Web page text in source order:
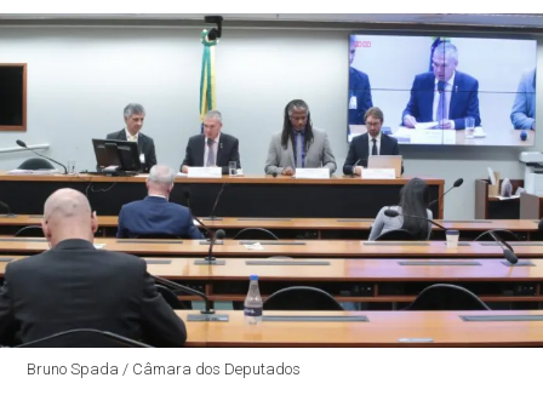
Bruno Spada / Câmara dos Deputados